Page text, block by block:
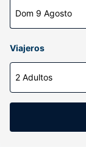
Dom 9 Agosto
Viajeros
2 Adultos